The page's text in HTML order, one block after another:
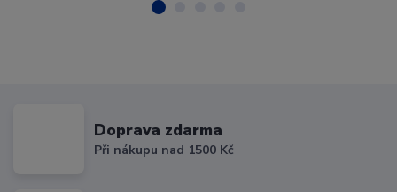
Doprava zdarma
Při nákupu nad 1500 Kč